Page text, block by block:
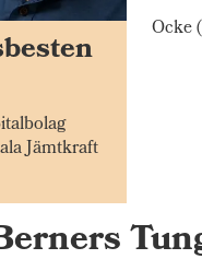
Jämtkraft
Ocke